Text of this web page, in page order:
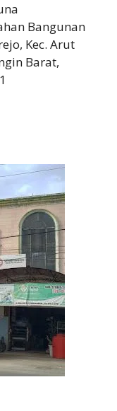
Bangunan
Kec. Arut
Barat,